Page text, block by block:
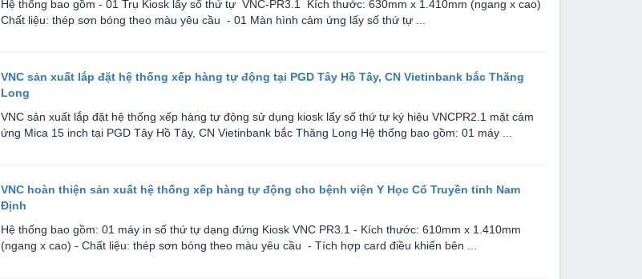
Hệ thống bao gồm - 01 Trụ Kiosk lấy số thứ tự VNC-PR3.1 Kích thước: 630mm x 1.410mm (ngang x cao)
Chất liệu: thép sơn bóng theo màu yêu cầu - 01 Màn hình cảm ứng lấy số thứ tự ...
VNC sản xuất lắp đặt hệ thống xếp hàng tự động tại PGD Tây Hồ Tây, CN Vietinbank bắc Thăng
Long
VNC sản xuất lắp đặt hệ thống xếp hàng tự động sử dụng kiosk lấy số thứ tự ký hiệu VNCPR2.1 mặt cảm
ứng Mica 15 inch tại PGD Tây Hồ Tây, CN Vietinbank bắc Thăng Long Hệ thống bao gồm: 01 máy ...
VNC hoàn thiện sản xuất hệ thống xếp hàng tự động cho bệnh viện Y Học Cổ Truyền tỉnh Nam
Định
Hệ thống bao gồm: 01 máy in số thứ tự dạng đứng Kiosk VNC PR3.1 - Kích thước: 610mm x 1.410mm
(ngang x cao) - Chất liệu: thép sơn bóng theo màu yêu cầu - Tích hợp card điều khiển bên ...